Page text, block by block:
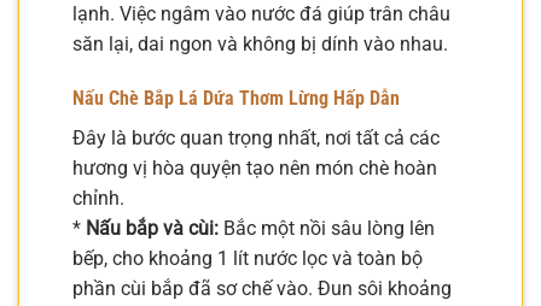
lạnh. Việc ngâm vào nước đá giúp trân châu
săn lại, dai ngon và không bị dính vào nhau.
Nấu Chè Bắp Lá Dứa Thơm Lừng Hấp Dẫn
Đây là bước quan trọng nhất, nơi tất cả các
hương vị hòa quyện tạo nên món chè hoàn
chỉnh.
* Nấu bắp và cùi: Bắc một nồi sâu lòng lên
bếp, cho khoảng 1 lít nước lọc và toàn bộ
phần cùi bắp đã sơ chế vào. Đun sôi khoảng